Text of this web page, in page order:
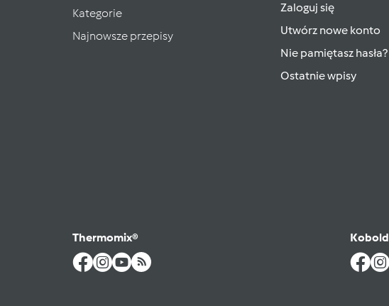
Kategorie
Najnowsze przepisy
Zaloguj się
Utwórz nowe konto
Nie pamiętasz hasła?
Ostatnie wpisy
Thermomix® Kobold